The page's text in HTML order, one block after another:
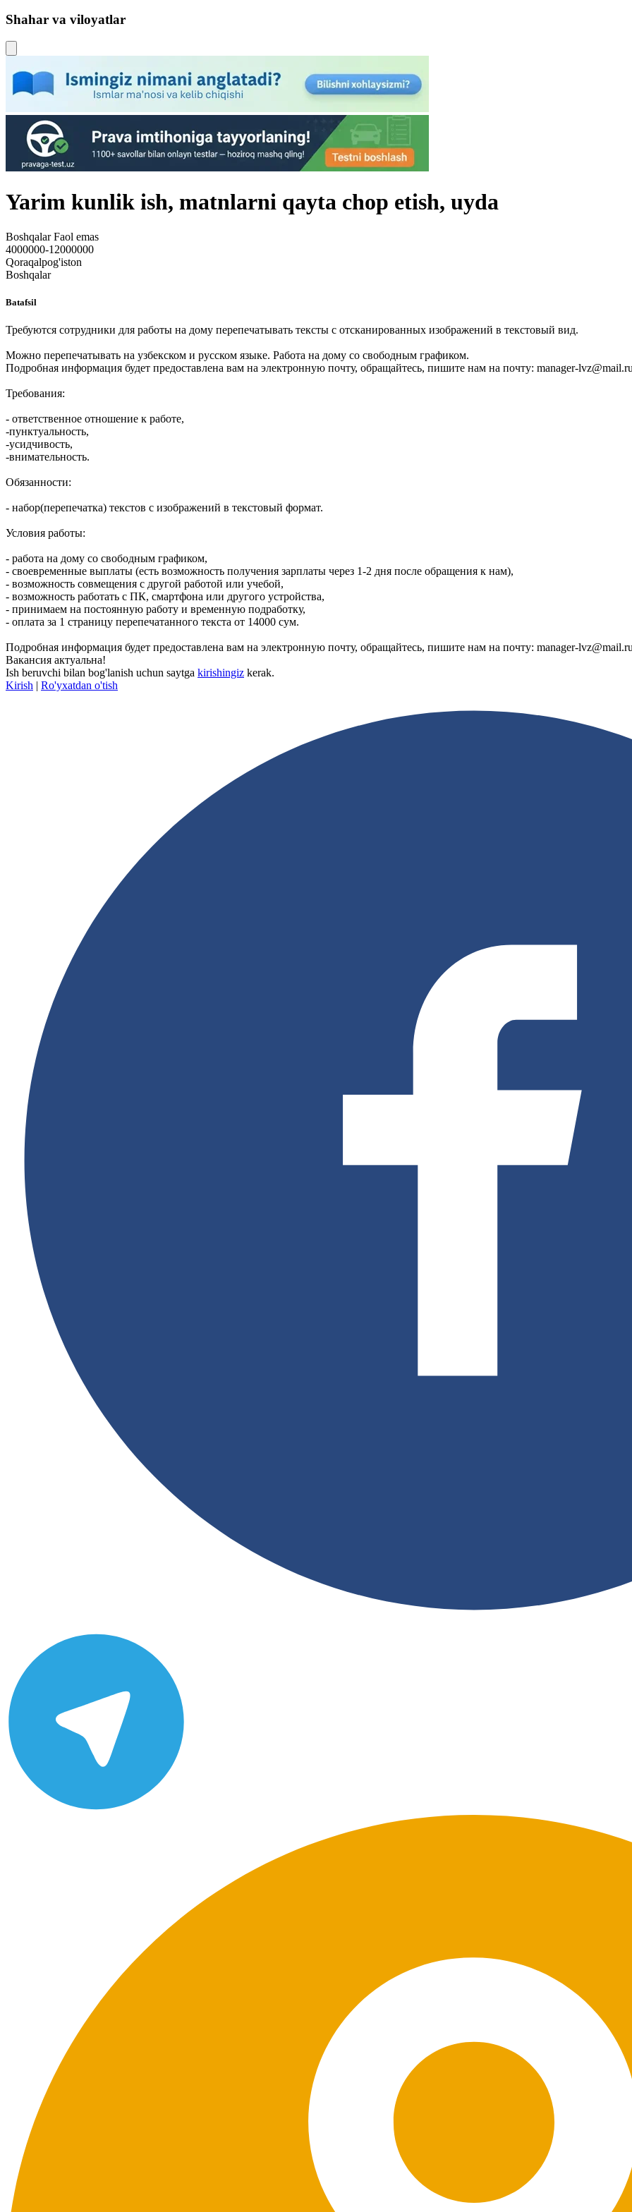
Shahar va viloyatlar
Yarim kunlik ish, matnlarni qayta chop etish, uyda
Boshqalar Faol emas
4000000-12000000
Qoraqalpog'iston
Boshqalar
Batafsil
Требуются сотрудники для работы на дому перепечатывать тексты с отсканированных изображений в текстовый вид.
Можно перепечатывать на узбекском и русском языке. Работа на дому со свободным графиком.
Подробная информация будет предоставлена вам на электронную почту, обращайтесь, пишите нам на почту: manager-
Требования:
- ответственное отношение к работе,
-пунктуальность,
-усидчивость,
-внимательность.
Обязанности:
- набор(перепечатка) текстов с изображений в текстовый формат.
Условия работы:
- работа на дому со свободным графиком,
- своевременные выплаты (есть возможность получения зарплаты через 1-2 дня после обращения к нам),
- возможность совмещения с другой работой или учебой,
- возможность работать с ПК, смартфона или другого устройства,
- принимаем на постоянную работу и временную подработку,
- оплата за 1 страницу перепечатанного текста от 14000 сум.
Подробная информация будет предоставлена вам на электронную почту, обращайтесь, пишите нам на почту: manager-
Вакансия актуальна!
Ish beruvchi bilan bog'lanish uchun saytga kirishingiz kerak.
Kirish | Ro'yxatdan o'tish